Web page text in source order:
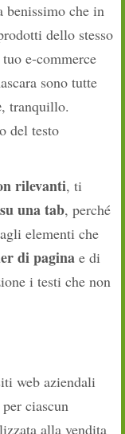
benissimo che in
dello stesso
e-commerce
sono tutte
, tranquillo.
del testo
rilevanti, ti
una tab, perché
elementi che
di pagina e di
i testi che non
web aziendali
ciascun
alla vendita